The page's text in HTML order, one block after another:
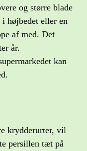
og større blade
højbedet eller en
af med. Det
år.
kan
krydderurter, vil
persillen tæt på